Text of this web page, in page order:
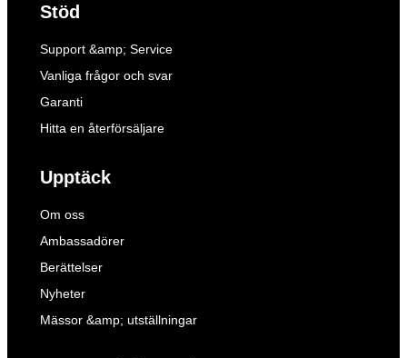
Stöd
Support &amp; Service
Vanliga frågor och svar
Garanti
Hitta en återförsäljare
Upptäck
Om oss
Ambassadörer
Berättelser
Nyheter
Mässor &amp; utställningar